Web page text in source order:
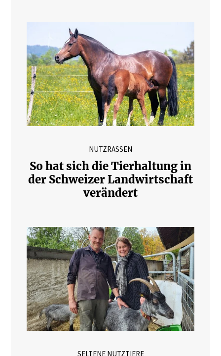
NUTZRASSEN
So hat sich die Tierhaltung in
der Schweizer Landwirtschaft
verändert
SELTENE NUTZTIERE